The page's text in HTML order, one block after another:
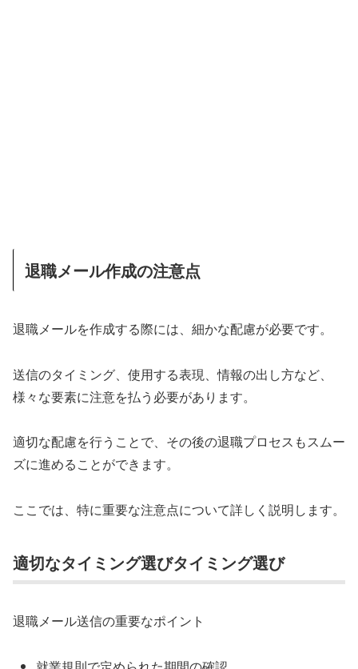
退職メール作成の注意点
退職メールを作成する際には、細かな配慮が必要です。
送信のタイミング、使用する表現、情報の出し方など、
様々な要素に注意を払う必要があります。
適切な配慮を行うことで、その後の退職プロセスもスムー
ズに進めることができます。
ここでは、特に重要な注意点について詳しく説明します。
適切なタイミング選びタイミング選び
退職メール送信の重要なポイント